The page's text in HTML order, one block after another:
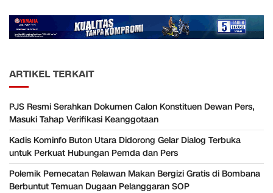
ARTIKEL TERKAIT
PJS Resmi Serahkan Dokumen Calon Konstituen Dewan Pers,
Masuki Tahap Verifikasi Keanggotaan
Kadis Kominfo Buton Utara Didorong Gelar Dialog Terbuka
untuk Perkuat Hubungan Pemda dan Pers
Polemik Pemecatan Relawan Makan Bergizi Gratis di Bombana
Berbuntut Temuan Dugaan Pelanggaran SOP